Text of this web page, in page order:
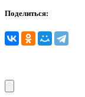
Поделиться: